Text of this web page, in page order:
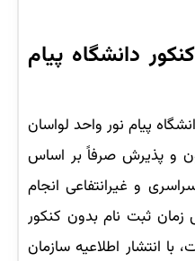
دانشگاه پیام
پیام نور واحد لواسان
و پذیرش صرفاً بر اساس
و غیرانتفاعی انجام
ثبت نام بدون کنکور
با انتشار اطلاعیه سازمان